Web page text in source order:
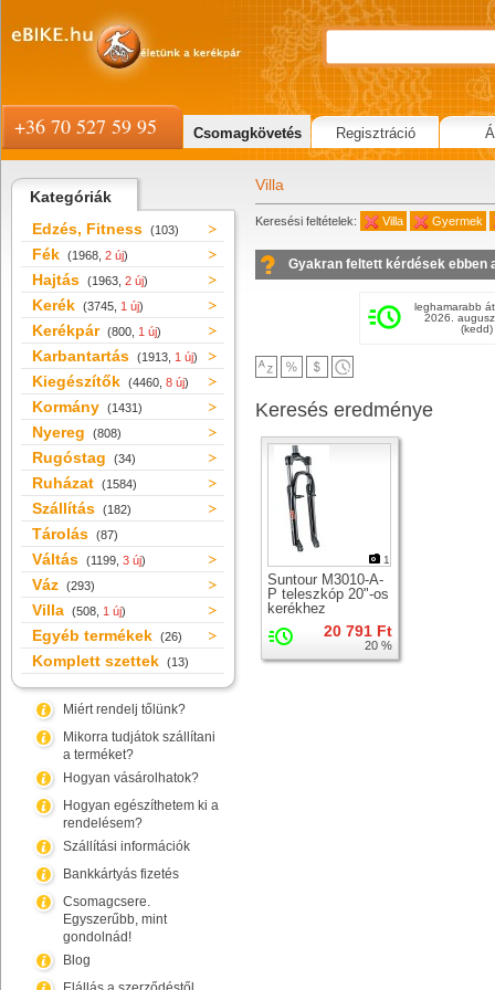
Kategóriák
Edzés, Fitness (103)
Fék (1968, 2 új)
Hajtás (1963, 2 új)
Kerék (3745, 1 új)
Kerékpár (800, 1 új)
Karbantartás (1913, 1 új)
Kiegészítők (4460, 8 új)
Kormány (1431)
Nyereg (808)
Rugóstag (34)
Ruházat (1584)
Szállítás (182)
Tárolás (87)
Váltás (1199, 3 új)
Váz (293)
Villa (508, 1 új)
Egyéb termékek (26)
Komplett szettek (13)
Miért rendelj tőlünk?
Mikorra tudjátok szállítani
a terméket?
Hogyan vásárolhatok?
Hogyan egészíthetem ki a
rendelésem?
Szállítási információk
Bankkártyás fizetés
Csomagcsere.
Egyszerűbb, mint
gondolnád!
Blog
Villa
Keresési feltételek: Villa Gyermek
Gyakran feltett kérdések ebben
leghamarabb
2026.
(kedd)
Keresés eredménye
1
Suntour M3010-A-
P teleszkóp 20"-os
kerékhez
20 791 Ft
20 %
+36 70 527 59 95 Csomagkövetés Regisztráció